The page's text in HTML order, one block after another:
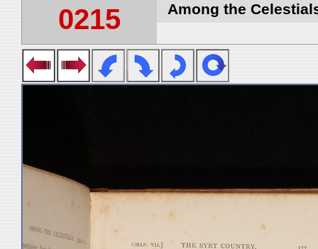
0215 Among the